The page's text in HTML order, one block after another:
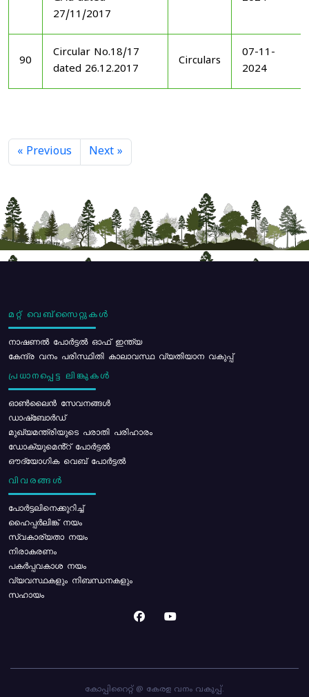
27/11/2017
90
Circular No.18/17
dated 26.12.2017
Circulars
07-11-
2024
« Previous Next »
മറ്റ് വെബ്സൈറ്റുകൾ
നാഷണൽ പോർട്ടൽ ഓഫ് ഇന്ത്യ
കേന്ദ്ര വനം പരിസ്ഥിതി കാലാവസ്ഥ വ്യതിയാന വകുപ്പ്
പ്രധാനപ്പെട്ട ലിങ്കുകൾ
ഓൺലൈൻ സേവനങ്ങൾ
ഡാഷ്ബോർഡ്
മുഖ്യമന്ത്രിയുടെ പരാതി പരിഹാരം
ഡോക്യുമെൻ്റ് പോർട്ടൽ
ഔദ്യോഗിക വെബ് പോർട്ടൽ
വിവരങ്ങൾ
പോര്‍ട്ടലിനെക്കുറിച്ച്
ഹൈപ്പർലിങ്ക് നയം
സ്വകാര്യതാ നയം
നിരാകരണം
പകർപ്പവകാശ നയം
വ്യവസ്ഥകളും നിബന്ധനകളും
സഹായം
കോപ്പിറൈറ്റ് @ കേരള വനം വകുപ്പ്.